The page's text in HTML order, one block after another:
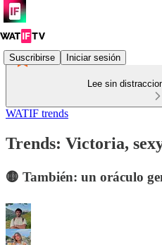
Suscribirse Iniciar sesión
Lee sin
WATIF trends
Trends: Victoria,
🟡 También: un oráculo